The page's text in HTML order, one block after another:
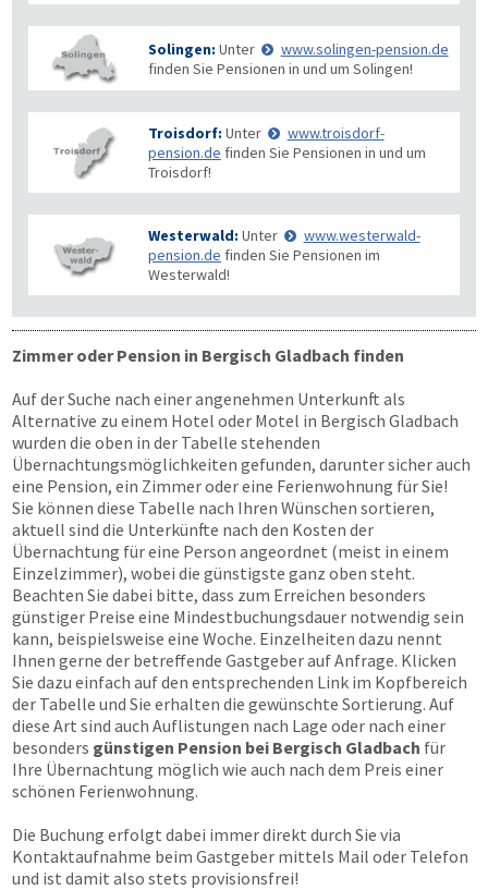
Solingen: Unter
www.solingen-pension.de
finden Sie Pensionen in und um Solingen!
Troisdorf: Unter
www.troisdorf-
pension.de finden Sie Pensionen in und um
Troisdorf!
Westerwald: Unter
www.westerwald-
pension.de finden Sie Pensionen im
Westerwald!
Zimmer oder Pension in Bergisch Gladbach finden
Auf der Suche nach einer angenehmen Unterkunft als
Alternative zu einem Hotel oder Motel in Bergisch Gladbach
wurden die oben in der Tabelle stehenden
Übernachtungsmöglichkeiten gefunden, darunter sicher auch
eine Pension, ein Zimmer oder eine Ferienwohnung für Sie!
Sie können diese Tabelle nach Ihren Wünschen sortieren,
aktuell sind die Unterkünfte nach den Kosten der
Übernachtung für eine Person angeordnet (meist in einem
Einzelzimmer), wobei die günstigste ganz oben steht.
Beachten Sie dabei bitte, dass zum Erreichen besonders
günstiger Preise eine Mindestbuchungsdauer notwendig sein
kann, beispielsweise eine Woche. Einzelheiten dazu nennt
Ihnen gerne der betreffende Gastgeber auf Anfrage. Klicken
Sie dazu einfach auf den entsprechenden Link im Kopfbereich
der Tabelle und Sie erhalten die gewünschte Sortierung. Auf
diese Art sind auch Auflistungen nach Lage oder nach einer
besonders günstigen Pension bei Bergisch Gladbach für
Ihre Übernachtung möglich wie auch nach dem Preis einer
schönen Ferienwohnung.
Die Buchung erfolgt dabei immer direkt durch Sie via
Kontaktaufnahme beim Gastgeber mittels Mail oder Telefon
und ist damit also stets provisionsfrei!